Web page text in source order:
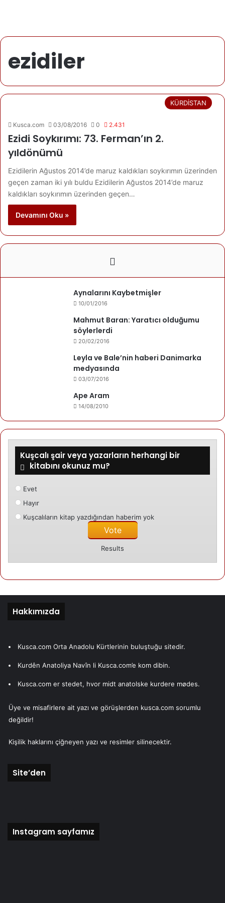
ezidiler
KÜRDİSTAN
Kusca.com 03/08/2016 0 2.431
Ezidi Soykırımı: 73. Ferman’ın 2.
yıldönümü
Ezidilerin Ağustos 2014’de maruz kaldıkları soykırımın üzerinden
geçen zaman iki yılı buldu Ezidilerin Ağustos 2014’de maruz
kaldıkları soykırımın üzerinden geçen…
Devamını Oku »
Aynalarını Kaybetmişler
10/01/2016
Mahmut Baran: Yaratıcı olduğumu
söylerlerdi
20/02/2016
Leyla ve Bale’nin haberi Danimarka
medyasında
03/07/2016
Ape Aram
14/08/2010
Kuşcalı şair veya yazarların herhangi bir
kitabını okunuz mu?
Evet
Hayır
Kuşcalıların kitap yazdığından haberim yok
Results
Hakkımızda
Kusca.com Orta Anadolu Kürtlerinin buluştuğu sitedir.
Kurdên Anatoliya Navîn li Kusca.com’e kom dibin.
Kusca.com er stedet, hvor midt anatolske kurdere mødes.
Üye ve misafirlere ait yazı ve görüşlerden kusca.com sorumlu
değildir!
Kişilik haklarını çiğneyen yazı ve resimler silinecektir.
Site’den
Instagram sayfamız